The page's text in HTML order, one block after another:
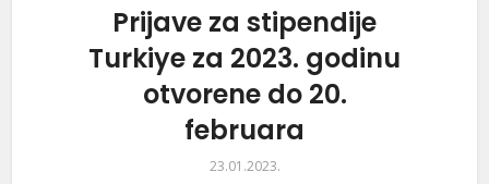
Prijave za stipendije
Turkiye za 2023. godinu
otvorene do 20.
februara
23.01.2023.